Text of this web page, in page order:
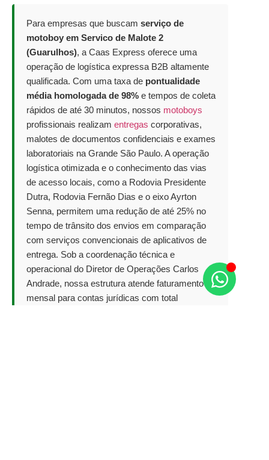
Para empresas que buscam serviço de
motoboy em Servico de Malote 2
(Guarulhos), a Caas Express oferece uma
operação de logística expressa B2B altamente
qualificada. Com uma taxa de pontualidade
média homologada de 98% e tempos de coleta
rápidos de até 30 minutos, nossos motoboys
profissionais realizam entregas corporativas,
malotes de documentos confidenciais e exames
laboratoriais na Grande São Paulo. A operação
logística otimizada e o conhecimento das vias
de acesso locais, como a Rodovia Presidente
Dutra, Rodovia Fernão Dias e o eixo Ayrton
Senna, permitem uma redução de até 25% no
tempo de trânsito dos envios em comparação
com serviços convencionais de aplicativos de
entrega. Sob a coordenação técnica e
operacional do Diretor de Operações Carlos
Andrade, nossa estrutura atende faturamento
mensal para contas jurídicas com total